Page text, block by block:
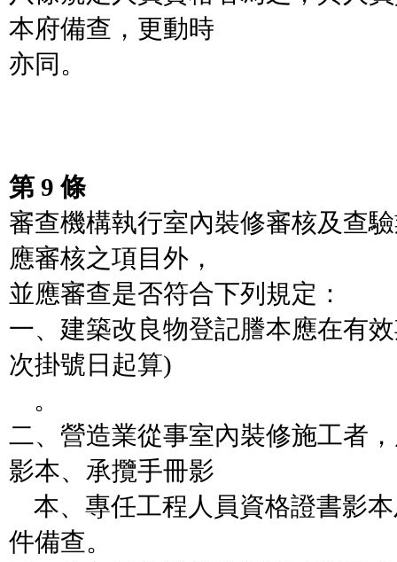
本府備查，更動時
亦同。
第 9 條
審查機構執行室內裝修審核及查
應審核之項目外，
並應審查是否符合下列規定：
一、建築改良物登記謄本應在有
次掛號日起算)
。
二、營造業從事室內裝修施工者
影本、承攬手冊影
本、專任工程人員資格證書影
件備查。